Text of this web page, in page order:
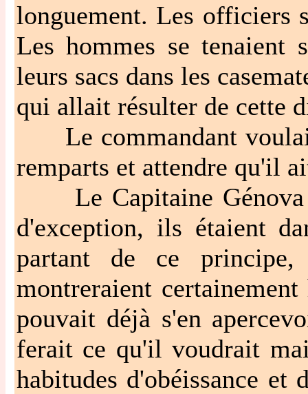
longuement. Les officiers
Les hommes se tenaient
leurs sacs dans les
qui allait résulter de cette
Le commandant
remparts et attendre qu'il
Le Capitaine Génova
d'exception, ils étaient
partant de ce
montreraient
pouvait déjà s'en
ferait ce qu'il voudrait
habitudes d'obéissance